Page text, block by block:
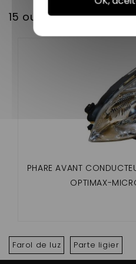
15 outros produtos na
PHARE AVANT
OPTIMAX-
Farol de luz Parte ligier